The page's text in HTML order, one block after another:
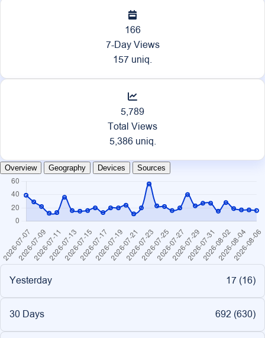
166
7-Day Views
157 uniq.
5,789
Total Views
5,386 uniq.
Overview Geography Devices Sources
Yesterday 17 (16)
30 Days 692 (630)